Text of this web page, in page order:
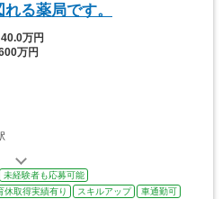
る薬局です。
万円
万円
未経験者も応募可能
休取得実績有り スキルアップ
車通勤可